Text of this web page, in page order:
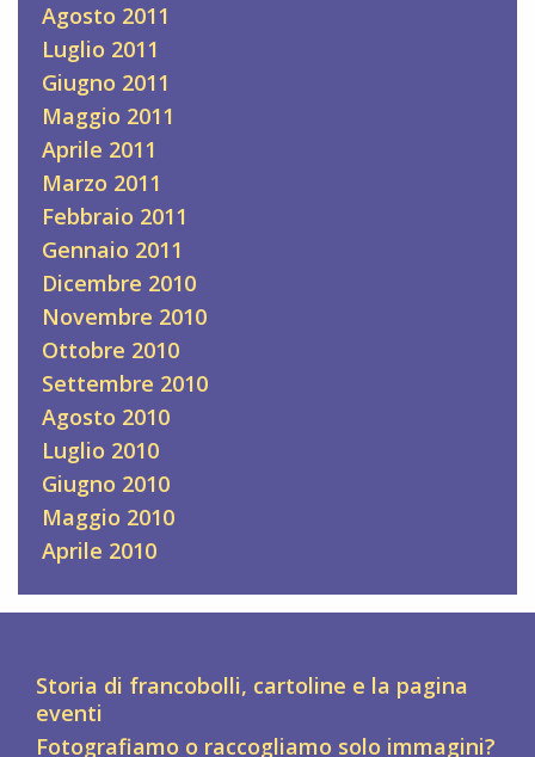
Agosto 2011
Luglio 2011
Giugno 2011
Maggio 2011
Aprile 2011
Marzo 2011
Febbraio 2011
Gennaio 2011
Dicembre 2010
Novembre 2010
Ottobre 2010
Settembre 2010
Agosto 2010
Luglio 2010
Giugno 2010
Maggio 2010
Aprile 2010
Storia di francobolli, cartoline e la pagina
eventi
Fotografiamo o raccogliamo solo immagini?